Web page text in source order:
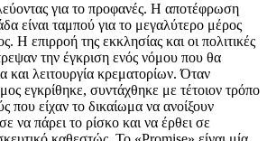
για το προφανές. Η αποτέφρωση
είναι ταμπού για το μεγαλύτερο μέρος
Η επιρροή της εκκλησίας και οι πολιτικές
την έγκριση ενός νόμου που θα
και λειτουργία κρεματορίων. Όταν
εγκρίθηκε, συντάχθηκε με τέτοιον τρόπο
που είχαν το δικαίωμα να ανοίξουν
να πάρει το ρίσκο και να έρθει σε